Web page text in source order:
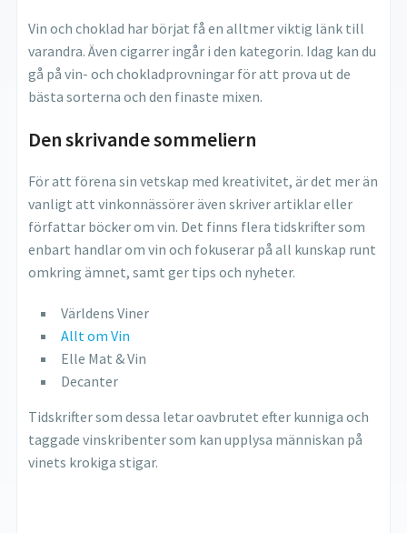
Vin och choklad har börjat få en alltmer viktig länk till
varandra. Även cigarrer ingår i den kategorin. Idag kan du
gå på vin- och chokladprovningar för att prova ut de
bästa sorterna och den finaste mixen.
Den skrivande sommeliern
För att förena sin vetskap med kreativitet, är det mer än
vanligt att vinkonnässörer även skriver artiklar eller
författar böcker om vin. Det finns flera tidskrifter som
enbart handlar om vin och fokuserar på all kunskap runt
omkring ämnet, samt ger tips och nyheter.
Världens Viner
Allt om Vin
Elle Mat & Vin
Decanter
Tidskrifter som dessa letar oavbrutet efter kunniga och
taggade vinskribenter som kan upplysa människan på
vinets krokiga stigar.